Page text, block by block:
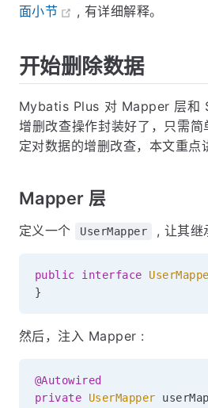
面小节
, 有详细解释。
开始删除数据
Mybatis Plus 对 Mapper 层和
增删改查操作封装好了，只需
定对数据的增删改查，本文重点
Mapper 层
定义一个 UserMapper , 让其继
public interface
}
然后，注入 Mapper :
@Autowired
private
UserMapper